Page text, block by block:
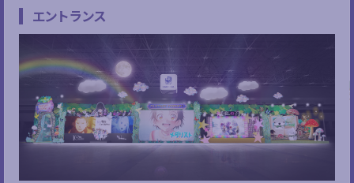
エントランス